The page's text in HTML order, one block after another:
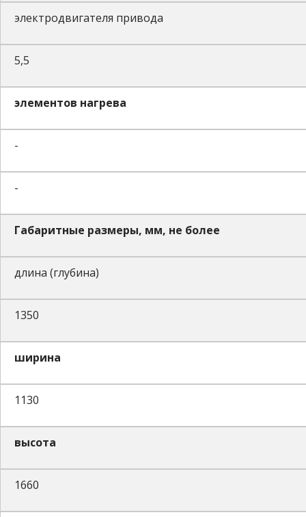
электродвигателя привода
5,5
элементов нагрева
-
-
Габаритные размеры, мм, не более
длина (глубина)
1350
ширина
1130
высота
1660